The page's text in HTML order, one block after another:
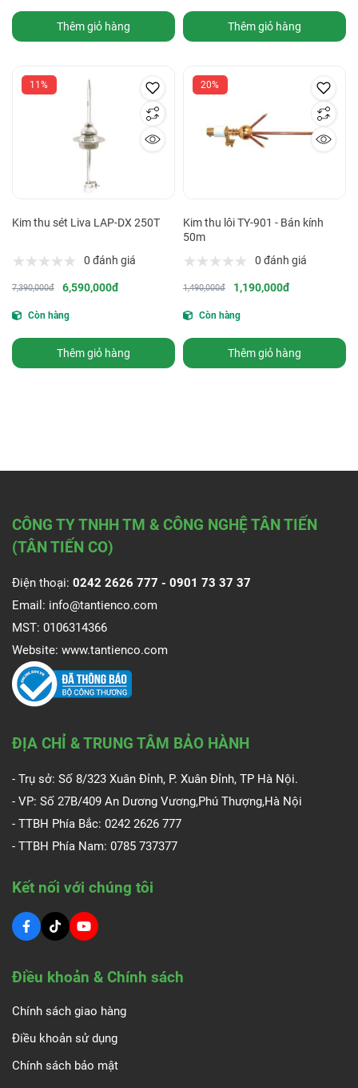
Thêm giỏ hàng Thêm giỏ hàng
11%
Kim thu sét Liva LAP-DX 250T
0 đánh giá
7,390,000đ 6,590,000đ
Còn hàng
Thêm giỏ hàng
20%
Kim thu lôi TY-901 - Bán kính
50m
0 đánh giá
1,490,000đ 1,190,000đ
Còn hàng
Thêm giỏ hàng
CÔNG TY TNHH TM & CÔNG NGHỆ TÂN TIẾN
(TÂN TIẾN CO)
Điện thoại: 0242 2626 777 - 0901 73 37 37
Email: info@tantienco.com
MST: 0106314366
Website: www.tantienco.com
ĐỊA CHỈ & TRUNG TÂM BẢO HÀNH
- Trụ sở: Số 8/323 Xuân Đỉnh, P. Xuân Đỉnh, TP Hà Nội.
- VP: Số 27B/409 An Dương Vương,Phú Thượng,Hà Nội
- TTBH Phía Bắc: 0242 2626 777
- TTBH Phía Nam: 0785 737377
Kết nối với chúng tôi
Điều khoản & Chính sách
Chính sách giao hàng
Điều khoản sử dụng
Chính sách bảo mật